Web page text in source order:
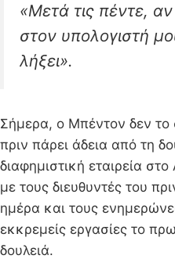
«Μετά τις πέντε,
στον υπολογιστή
λήξει».
Σήμερα, ο Μπέντον δεν το
πριν πάρει άδεια από τη
διαφημιστική εταιρεία
με τους διευθυντές του
ημέρα και τους
εκκρεμείς εργασίες το
δουλειά.